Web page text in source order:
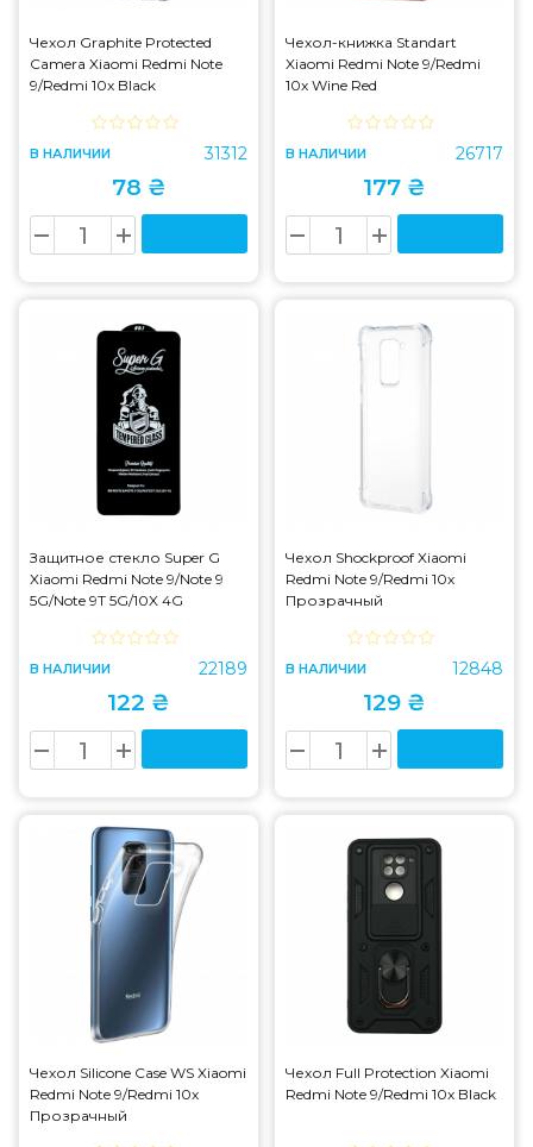
Чехол Graphite Protected
Camera Xiaomi Redmi Note
9/Redmi 10x Black
В НАЛИЧИИ 31312
78 ₴
Чехол-книжка Standart
Xiaomi Redmi Note 9/Redmi
10x Wine Red
В НАЛИЧИИ 26717
177 ₴
Защитное стекло Super G
Xiaomi Redmi Note 9/Note 9
5G/Note 9T 5G/10X 4G
В НАЛИЧИИ 22189
122 ₴
Чехол Shockproof Xiaomi
Redmi Note 9/Redmi 10x
Прозрачный
В НАЛИЧИИ 12848
129 ₴
Чехол Silicone Case WS Xiaomi
Redmi Note 9/Redmi 10x
Прозрачный
Чехол Full Protection Xiaomi
Redmi Note 9/Redmi 10x Black